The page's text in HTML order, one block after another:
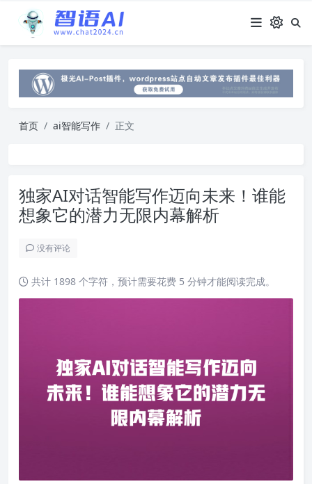
首页 ai智能写作 正文
独家AI对话智能写作迈向未来！谁能
想象它的潜力无限内幕解析
没有评论
共计 1898 个字符，预计需要花费 5 分钟才能阅读完成。